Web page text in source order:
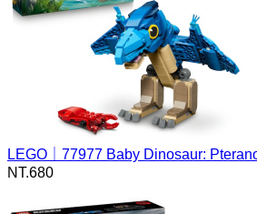
LEGO｜77977 Baby Dinosaur:
NT.680